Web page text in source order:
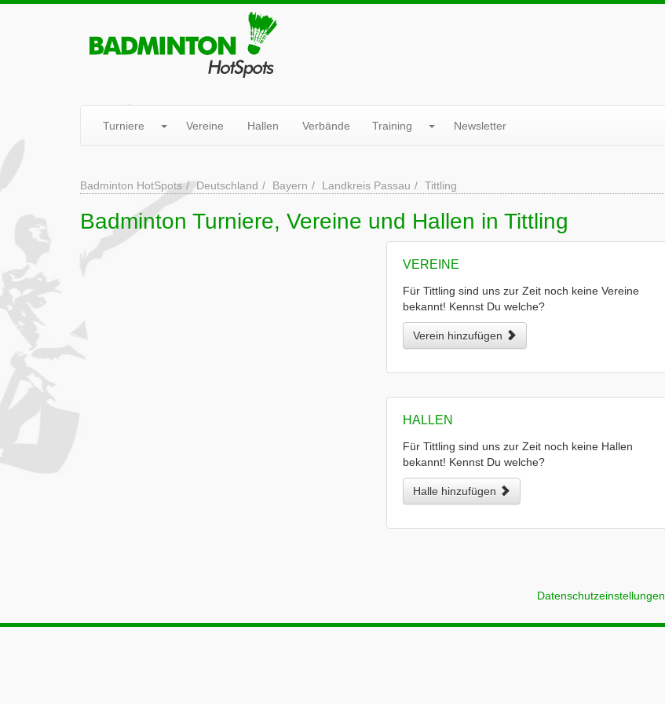
Turniere Vereine Hallen Verbände Training Newsletter
Badminton HotSpots Deutschland Bayern Landkreis Passau Tittling
Badminton Turniere, Vereine und Hallen in Tittling
VEREINE
Für Tittling sind uns zur Zeit noch keine Vereine
bekannt! Kennst Du welche?
Verein hinzufügen
HALLEN
Für Tittling sind uns zur Zeit noch keine Hallen
bekannt! Kennst Du welche?
Halle hinzufügen
Datenschutzeinstellungen